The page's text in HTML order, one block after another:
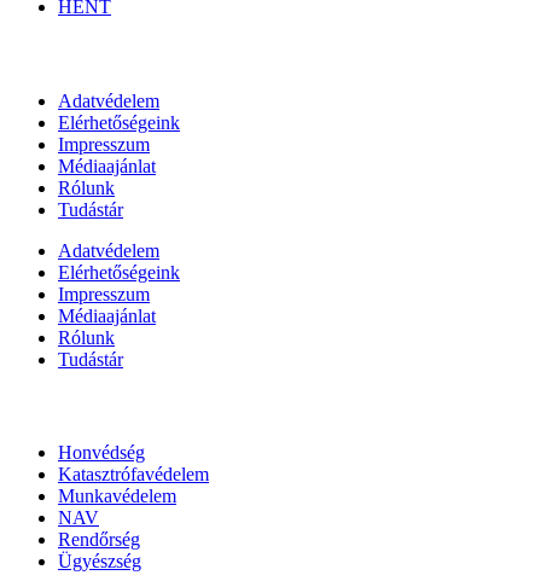
HENT
Adatvédelem
Elérhetőségeink
Impresszum
Médiaajánlat
Rólunk
Tudástár
Adatvédelem
Elérhetőségeink
Impresszum
Médiaajánlat
Rólunk
Tudástár
Honvédség
Katasztrófavédelem
Munkavédelem
NAV
Rendőrség
Ügyészség